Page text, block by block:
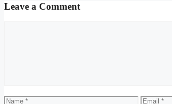
Leave a Comment
Name Email